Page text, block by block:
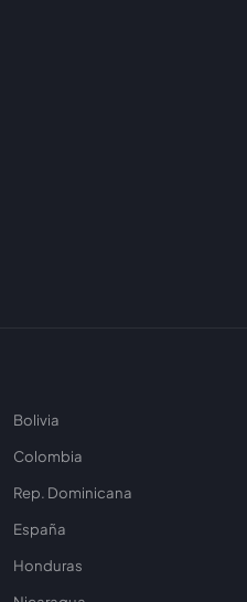
Bolivia
Colombia
Rep. Dominicana
España
Honduras